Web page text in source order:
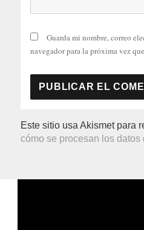
Guarda mi nombre, correo
navegador para la próxima vez
Este sitio usa Akismet para
cómo se procesan los datos